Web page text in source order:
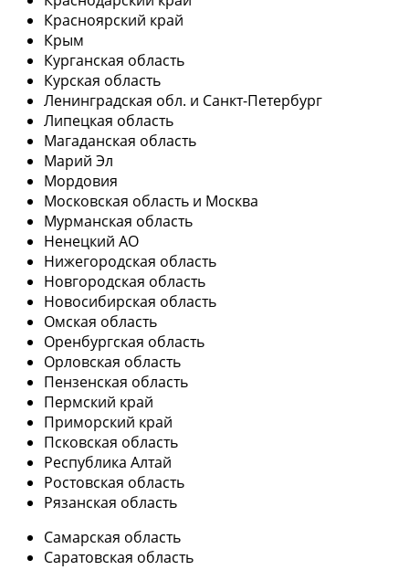
Красноярский край
Крым
Курганская область
Курская область
Ленинградская обл. и Санкт-Петербург
Липецкая область
Магаданская область
Марий Эл
Мордовия
Московская область и Москва
Мурманская область
Ненецкий АО
Нижегородская область
Новгородская область
Новосибирская область
Омская область
Оренбургская область
Орловская область
Пензенская область
Пермский край
Приморский край
Псковская область
Республика Алтай
Ростовская область
Рязанская область
Самарская область
Саратовская область